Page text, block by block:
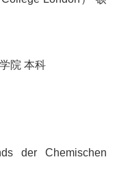
院 本科
der Chemischen